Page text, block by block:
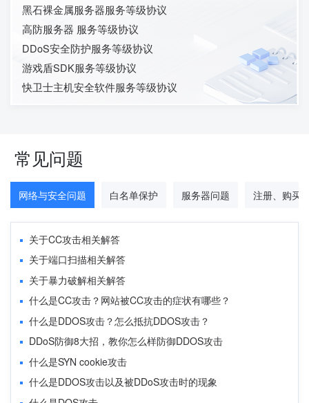
黑石裸金属服务器服务等级协议
高防服务器 服务等级协议
DDoS安全防护服务等级协议
游戏盾SDK服务等级协议
快卫士主机安全软件服务等级协议
常见问题
网络与安全问题 白名单保护 服务器问题 注册、购买
关于CC攻击相关解答
关于端口扫描相关解答
关于暴力破解相关解答
什么是CC攻击？网站被CC攻击的症状有哪些？
什么是DDOS攻击？怎么抵抗DDOS攻击？
DDoS防御8大招，教你怎么样防御DDOS攻击
什么是SYN cookie攻击
什么是DDOS攻击以及被DDoS攻击时的现象